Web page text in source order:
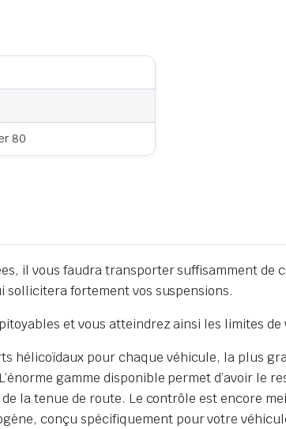
80
il vous faudra transporter suffisamment de
sollicitera fortement vos suspensions.
et vous atteindrez ainsi les limites de
hélicoïdaux pour chaque véhicule, la plus
gamme disponible permet d’avoir le
la tenue de route. Le contrôle est encore
conçu spécifiquement pour votre